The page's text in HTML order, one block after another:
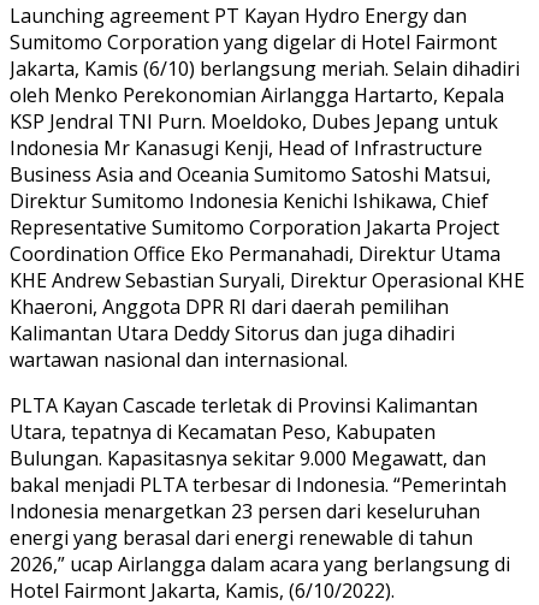
Launching agreement PT Kayan Hydro Energy dan
Sumitomo Corporation yang digelar di Hotel Fairmont
Jakarta, Kamis (6/10) berlangsung meriah. Selain dihadiri
oleh Menko Perekonomian Airlangga Hartarto, Kepala
KSP Jendral TNI Purn. Moeldoko, Dubes Jepang untuk
Indonesia Mr Kanasugi Kenji, Head of Infrastructure
Business Asia and Oceania Sumitomo Satoshi Matsui,
Direktur Sumitomo Indonesia Kenichi Ishikawa, Chief
Representative Sumitomo Corporation Jakarta Project
Coordination Office Eko Permanahadi, Direktur Utama
KHE Andrew Sebastian Suryali, Direktur Operasional KHE
Khaeroni, Anggota DPR RI dari daerah pemilihan
Kalimantan Utara Deddy Sitorus dan juga dihadiri
wartawan nasional dan internasional.
PLTA Kayan Cascade terletak di Provinsi Kalimantan
Utara, tepatnya di Kecamatan Peso, Kabupaten
Bulungan. Kapasitasnya sekitar 9.000 Megawatt, dan
bakal menjadi PLTA terbesar di Indonesia. “Pemerintah
Indonesia menargetkan 23 persen dari keseluruhan
energi yang berasal dari energi renewable di tahun
2026,” ucap Airlangga dalam acara yang berlangsung di
Hotel Fairmont Jakarta, Kamis, (6/10/2022).